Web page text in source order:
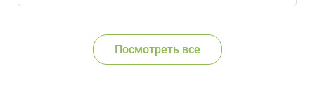
Посмотреть все